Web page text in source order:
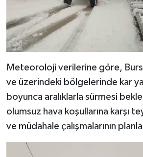
Meteoroloji verilerine göre,
ve üzerindeki bölgelerinde kar
boyunca aralıklarla sürmesi
olumsuz hava koşullarına karşı
ve müdahale çalışmalarının